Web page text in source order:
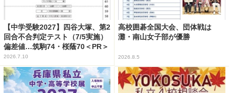
【中学受験2027】四谷大塚、第2
回合不合判定テスト（7/5実施）
偏差値…筑駒74・桜蔭70＜PR＞
2026.7.10
高校囲碁全国大会、団体戦は
灘・南山女子部が優勝
2026.8.5